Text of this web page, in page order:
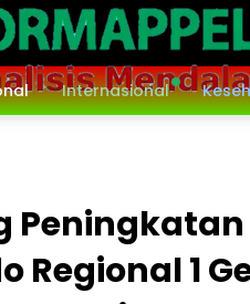
Internasional
Peningkatan
Regional 1